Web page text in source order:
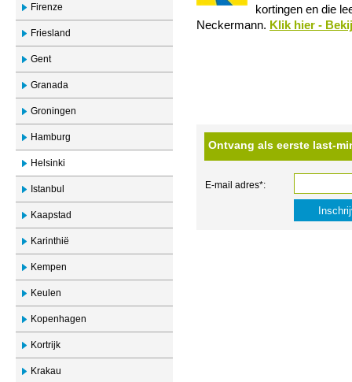
Firenze
Friesland
Gent
Granada
Groningen
Hamburg
Helsinki
Istanbul
Kaapstad
Karinthië
Kempen
Keulen
Kopenhagen
Kortrijk
Krakau
kortingen en die
Neckermann. Klik hier -
Ontvang als eerste last-
E-mail adres*: